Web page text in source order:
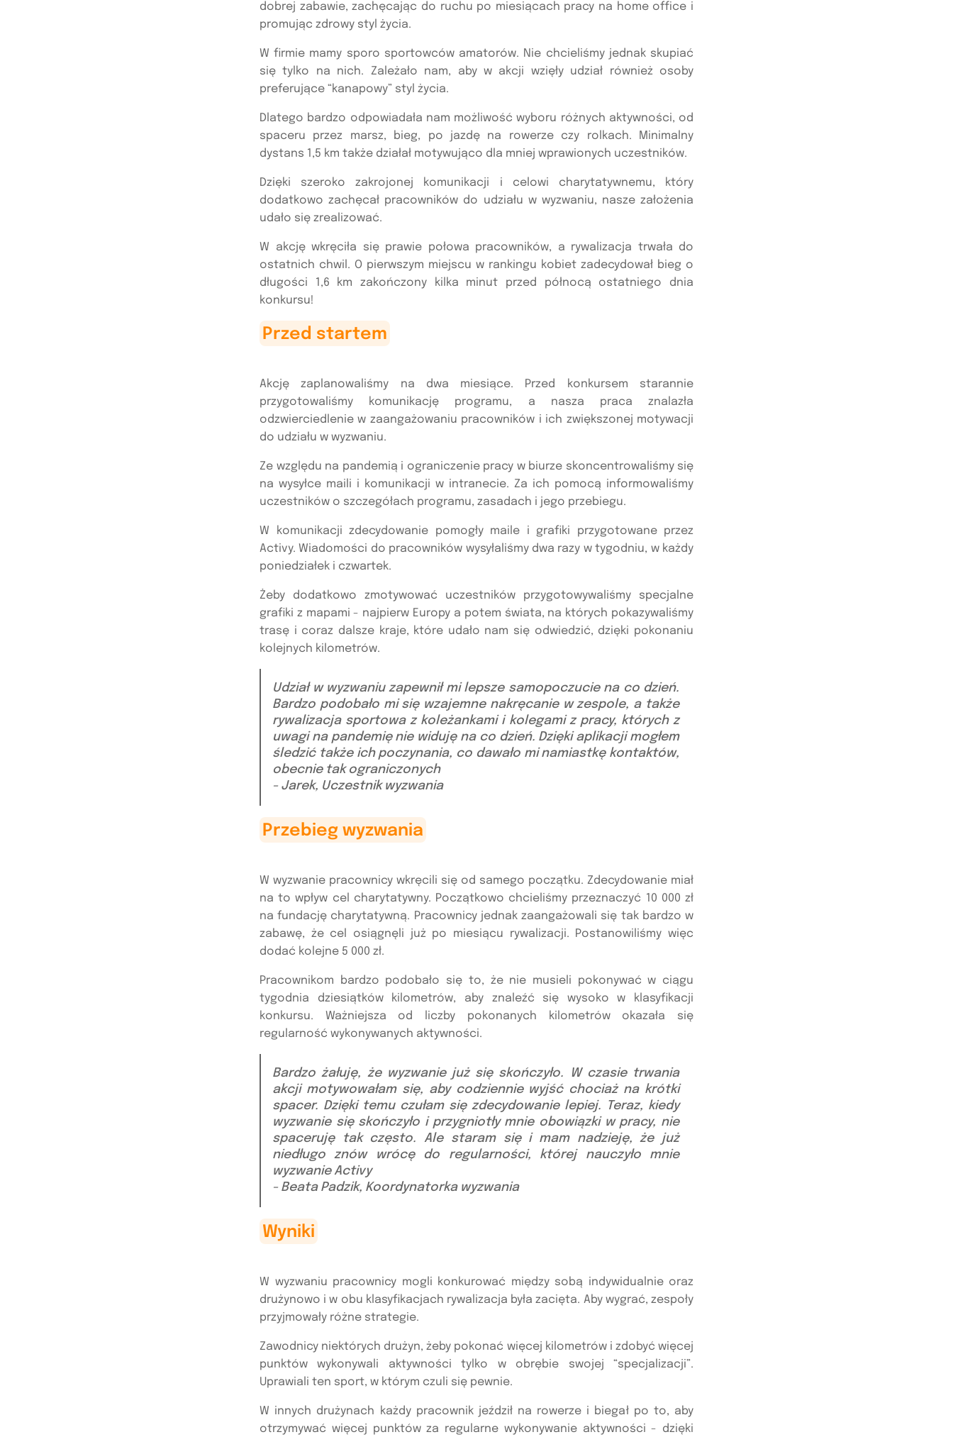
dobrej zabawie, zachęcając do ruchu po miesiącach pracy na home office i
promując zdrowy styl życia.
W firmie mamy sporo sportowców amatorów. Nie chcieliśmy jednak skupiać
się tylko na nich. Zależało nam, aby w akcji wzięły udział również osoby
preferujące “kanapowy” styl życia.
Dlatego bardzo odpowiadała nam możliwość wyboru różnych aktywności, od
spaceru przez marsz, bieg, po jazdę na rowerze czy rolkach. Minimalny
dystans 1,5 km także działał motywująco dla mniej wprawionych uczestników.
Dzięki szeroko zakrojonej komunikacji i celowi charytatywnemu, który
dodatkowo zachęcał pracowników do udziału w wyzwaniu, nasze założenia
udało się zrealizować.
W akcję wkręciła się prawie połowa pracowników, a rywalizacja trwała do
ostatnich chwil. O pierwszym miejscu w rankingu kobiet zadecydował bieg o
długości 1,6 km zakończony kilka minut przed północą ostatniego dnia
konkursu!
Przed startem
Akcję zaplanowaliśmy na dwa miesiące. Przed konkursem starannie
przygotowaliśmy komunikację programu, a nasza praca znalazła
odzwierciedlenie w zaangażowaniu pracowników i ich zwiększonej motywacji
do udziału w wyzwaniu.
Ze względu na pandemią i ograniczenie pracy w biurze skoncentrowaliśmy się
na wysyłce maili i komunikacji w intranecie. Za ich pomocą informowaliśmy
uczestników o szczegółach programu, zasadach i jego przebiegu.
W komunikacji zdecydowanie pomogły maile i grafiki przygotowane przez
Activy. Wiadomości do pracowników wysyłaliśmy dwa razy w tygodniu, w każdy
poniedziałek i czwartek.
Żeby dodatkowo zmotywować uczestników przygotowywaliśmy specjalne
grafiki z mapami - najpierw Europy a potem świata, na których pokazywaliśmy
trasę i coraz dalsze kraje, które udało nam się odwiedzić, dzięki pokonaniu
kolejnych kilometrów.
Udział w wyzwaniu zapewnił mi lepsze samopoczucie na co dzień.
Bardzo podobało mi się wzajemne nakręcanie w zespole, a także
rywalizacja sportowa z koleżankami i kolegami z pracy, których z
uwagi na pandemię nie widuję na co dzień. Dzięki aplikacji mogłem
śledzić także ich poczynania, co dawało mi namiastkę kontaktów,
obecnie tak ograniczonych
- Jarek, Uczestnik wyzwania
Przebieg wyzwania
W wyzwanie pracownicy wkręcili się od samego początku. Zdecydowanie miał
na to wpływ cel charytatywny. Początkowo chcieliśmy przeznaczyć 10 000 zł
na fundację charytatywną. Pracownicy jednak zaangażowali się tak bardzo w
zabawę, że cel osiągnęli już po miesiącu rywalizacji. Postanowiliśmy więc
dodać kolejne 5 000 zł.
Pracownikom bardzo podobało się to, że nie musieli pokonywać w ciągu
tygodnia dziesiątków kilometrów, aby znaleźć się wysoko w klasyfikacji
konkursu. Ważniejsza od liczby pokonanych kilometrów okazała się
regularność wykonywanych aktywności.
Bardzo żałuję, że wyzwanie już się skończyło. W czasie trwania
akcji motywowałam się, aby codziennie wyjść chociaż na krótki
spacer. Dzięki temu czułam się zdecydowanie lepiej. Teraz, kiedy
wyzwanie się skończyło i przygniotły mnie obowiązki w pracy, nie
spaceruję tak często. Ale staram się i mam nadzieję, że już
niedługo znów wrócę do regularności, której nauczyło mnie
wyzwanie Activy
- Beata Padzik, Koordynatorka wyzwania
Wyniki
W wyzwaniu pracownicy mogli konkurować między sobą indywidualnie oraz
drużynowo i w obu klasyfikacjach rywalizacja była zacięta. Aby wygrać, zespoły
przyjmowały różne strategie.
Zawodnicy niektórych drużyn, żeby pokonać więcej kilometrów i zdobyć więcej
punktów wykonywali aktywności tylko w obrębie swojej “specjalizacji”.
Uprawiali ten sport, w którym czuli się pewnie.
W innych drużynach każdy pracownik jeździł na rowerze i biegał po to, aby
otrzymywać więcej punktów za regularne wykonywanie aktywności - dzięki